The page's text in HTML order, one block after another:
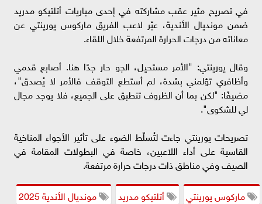
في تصريح مثير عقب مشاركته في إحدى مباريات أتلتيكو مدريد
ضمن مونديال الأندية، عبّر لاعب الفريق ماركوس يورينتي عن
معاناته من درجات الحرارة المرتفعة خلال اللقاء.
وقال يورينتي: "الأمر مستحيل، الجو حار جدًا هنا. أصابع قدمي
وأظافري تؤلمني بشدة، لم أستطع التوقف فالأمر لا يُصدق"،
مضيفًا: "لكن بما أن الظروف تنطبق على الجميع، فلا يوجد مجال
لي للشكوى".
تصريحات يورينتي جاءت لتُسلّط الضوء على تأثير الأجواء المناخية
القاسية على أداء اللاعبين، خاصة في البطولات المقامة في
الصيف وفي مناطق ذات درجات حرارة مرتفعة.
ماركوس يورينتي
أتلتيكو مدريد
مونديال الأندية 2025